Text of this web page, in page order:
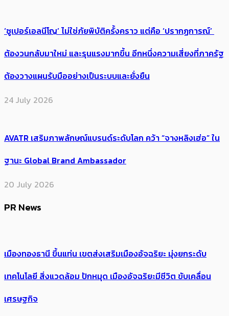
‘ซูเปอร์เอลนีโญ’ ไม่ใช่ภัยพิบัติครั้งคราว แต่คือ ‘ปรากฏการณ์’ ​
ต้อง​วนกลับมาใหม่ และรุนแรงมากขึ้น อีกหนึ่งความเสี่ยงที่ภาครัฐ
ต้องวางแผนรับมืออย่างเป็นระบบและยั่งยืน
24 July 2026
AVATR เสริมภาพลักษณ์แบรนด์ระดับโลก คว้า “จางหลิงเฮ่อ” ใน
ฐานะ Global Brand Ambassador
20 July 2026
PR News
เมืองทองธานี ขึ้นแท่น เขตส่งเสริมเมืองอัจฉริยะ มุ่งยกระดับ
เทคโนโลยี สิ่งแวดล้อม ปักหมุด เมืองอัจฉริยะมีชีวิต ขับเคลื่อน
เศรษฐกิจ